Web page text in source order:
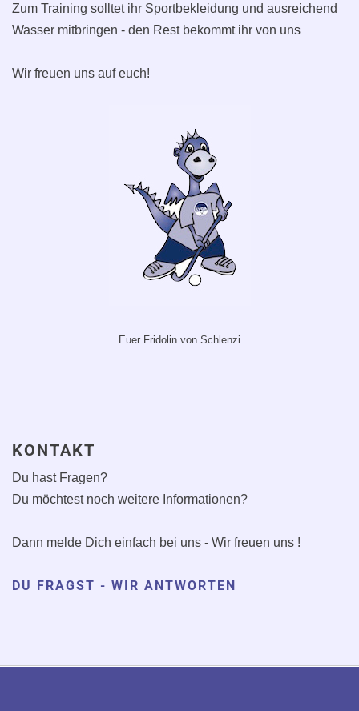
Zum Training solltet ihr Sportbekleidung und ausreichend
Wasser mitbringen - den Rest bekommt ihr von uns
Wir freuen uns auf euch!
Euer Fridolin von Schlenzi
KONTAKT
Du hast Fragen?
Du möchtest noch weitere Informationen?
Dann melde Dich einfach bei uns - Wir freuen uns !
DU FRAGST - WIR ANTWORTEN